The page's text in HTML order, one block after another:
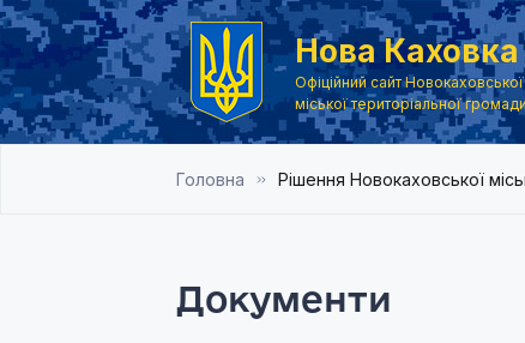
Нова Каховка
Офіційний сайт Новокаховської
міської територіальної
Головна Рішення Новокаховської
Документи